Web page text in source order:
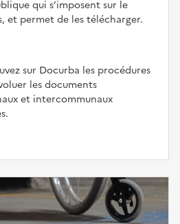
qui s’imposent sur le
et permet de les télécharger.
sur Docurba les procédures
les documents
et intercommunaux